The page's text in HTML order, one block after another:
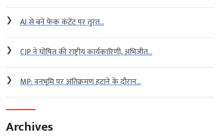
❯ AI से बने फेक कंटेंट पर तुरंत...
❯ CJP ने घोषित की राष्ट्रीय कार्यकारिणी, अभिजीत...
❯ MP: वनभूमि पर अतिक्रमण हटाने के दौरान...
Archives